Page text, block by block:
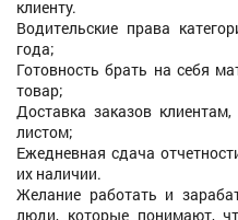
клиенту.
Водительские права
года;
Готовность брать на себя
товар;
Доставка заказов
листом;
Ежедневная сдача
их наличии.
Желание работать и
люди, которые понимают,